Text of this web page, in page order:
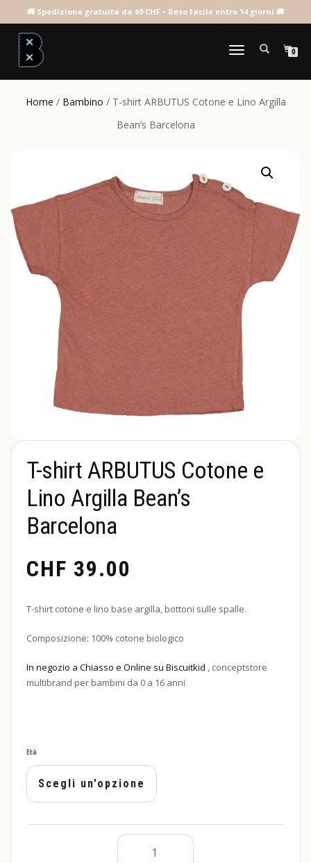
NAVIGAZIONE
0
Home / Bambino / T-shirt ARBUTUS Cotone e Lino Argilla
Bean’s Barcelona
T-shirt ARBUTUS Cotone e
Lino Argilla Bean’s
Barcelona
CHF 39.00
T-shirt cotone e lino base argilla, bottoni sulle spalle.
Composizione: 100% cotone biologico
In negozio a Chiasso e Online su Biscuitkid , conceptstore
multibrand per bambini da 0 a 16 anni
Età